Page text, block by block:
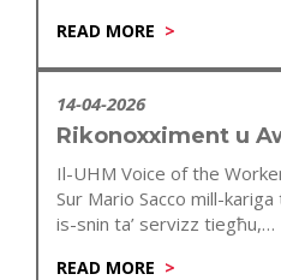
READ MORE
14-04-2026
Rikonoxximent u
Il-UHM Voice of the
Sur Mario Sacco mill-
is-snin ta’ servizz tiegħu,…
READ MORE